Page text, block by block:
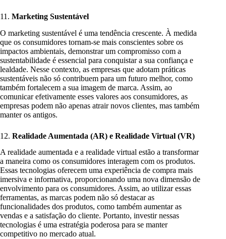
11. Marketing Sustentável
O marketing sustentável é uma tendência crescente. À medida
que os consumidores tornam-se mais conscientes sobre os
impactos ambientais, demonstrar um compromisso com a
sustentabilidade é essencial para conquistar a sua confiança e
lealdade. Nesse contexto, as empresas que adotam práticas
sustentáveis não só contribuem para um futuro melhor, como
também fortalecem a sua imagem de marca. Assim, ao
comunicar efetivamente esses valores aos consumidores, as
empresas podem não apenas atrair novos clientes, mas também
manter os antigos.
12. Realidade Aumentada (AR) e Realidade Virtual (VR)
A realidade aumentada e a realidade virtual estão a transformar
a maneira como os consumidores interagem com os produtos.
Essas tecnologias oferecem uma experiência de compra mais
imersiva e informativa, proporcionando uma nova dimensão de
envolvimento para os consumidores. Assim, ao utilizar essas
ferramentas, as marcas podem não só destacar as
funcionalidades dos produtos, como também aumentar as
vendas e a satisfação do cliente. Portanto, investir nessas
tecnologias é uma estratégia poderosa para se manter
competitivo no mercado atual.